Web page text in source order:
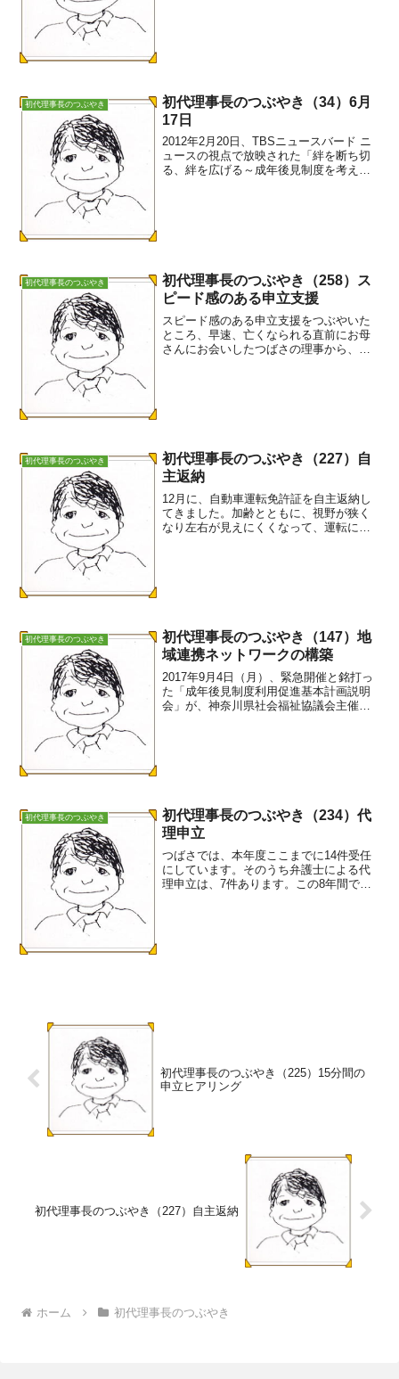
初代理事長のつぶやき
初代理事長のつぶやき（34）6月
17日
2012年2月20日、TBSニュースバード ニ
ュースの視点で放映された「絆を断ち切
る、絆を広げる～成年後見制度を考える
初代理事長のつぶやき
初代理事長のつぶやき（258）ス
ピード感のある申立支援
スピード感のある申立支援をつぶやいた
ところ、早速、亡くなられる直前にお母
さんにお会いしたつばさの理事から、次
初代理事長のつぶやき
初代理事長のつぶやき（227）自
主返納
12月に、自動車運転免許証を自主返納し
てきました。加齢とともに、視野が狭く
なり左右が見えにくくなって、運転に危
初代理事長のつぶやき
初代理事長のつぶやき（147）地
域連携ネットワークの構築
2017年9月4日（月）、緊急開催と銘打っ
た「成年後見制度利用促進基本計画説明
会」が、神奈川県社会福祉協議会主催で
初代理事長のつぶやき
初代理事長のつぶやき（234）代
理申立
つばさでは、本年度ここまでに14件受任
にしています。そのうち弁護士による代
理申立は、7件あります。この8年間で、
初代理事長のつぶやき（225）15分間の
申立ヒアリング
初代理事長のつぶやき（227）自主返納
ホーム 初代理事長のつぶやき